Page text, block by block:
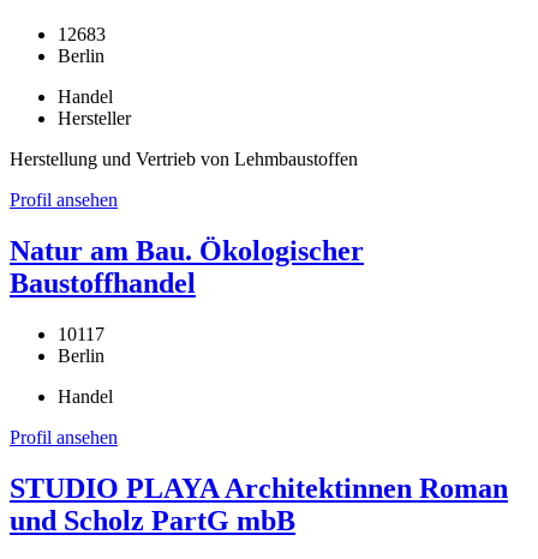
12683
Berlin
Handel
Hersteller
Herstellung und Vertrieb von Lehmbaustoffen
Profil ansehen
Natur am Bau. Ökologischer
Baustoffhandel
10117
Berlin
Handel
Profil ansehen
STUDIO PLAYA Architektinnen Roman
und Scholz PartG mbB